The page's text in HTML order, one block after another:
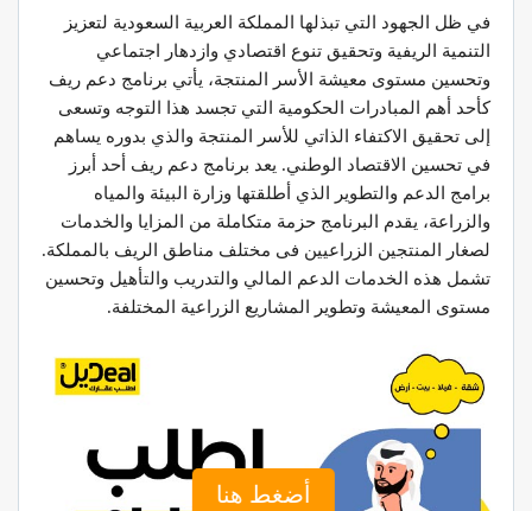
في ظل الجهود التي تبذلها المملكة العربية السعودية لتعزيز
التنمية الريفية وتحقيق تنوع اقتصادي وازدهار اجتماعي
وتحسين مستوى معيشة الأسر المنتجة، يأتي برنامج دعم ريف
كأحد أهم المبادرات الحكومية التي تجسد هذا التوجه وتسعى
إلى تحقيق الاكتفاء الذاتي للأسر المنتجة والذي بدوره يساهم
في تحسين الاقتصاد الوطني. يعد برنامج دعم ريف أحد أبرز
برامج الدعم والتطوير الذي أطلقتها وزارة البيئة والمياه
والزراعة، يقدم البرنامج حزمة متكاملة من المزايا والخدمات
لصغار المنتجين الزراعيين فى مختلف مناطق الريف بالمملكة.
تشمل هذه الخدمات الدعم المالي والتدريب والتأهيل وتحسين
مستوى المعيشة وتطوير المشاريع الزراعية المختلفة.
أضغط هنا